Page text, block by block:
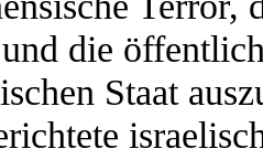
die
Staat